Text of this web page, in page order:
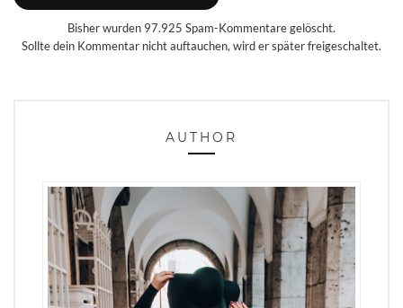
Bisher wurden 97.925 Spam-Kommentare gelöscht.
Sollte dein Kommentar nicht auftauchen, wird er später freigeschaltet.
AUTHOR